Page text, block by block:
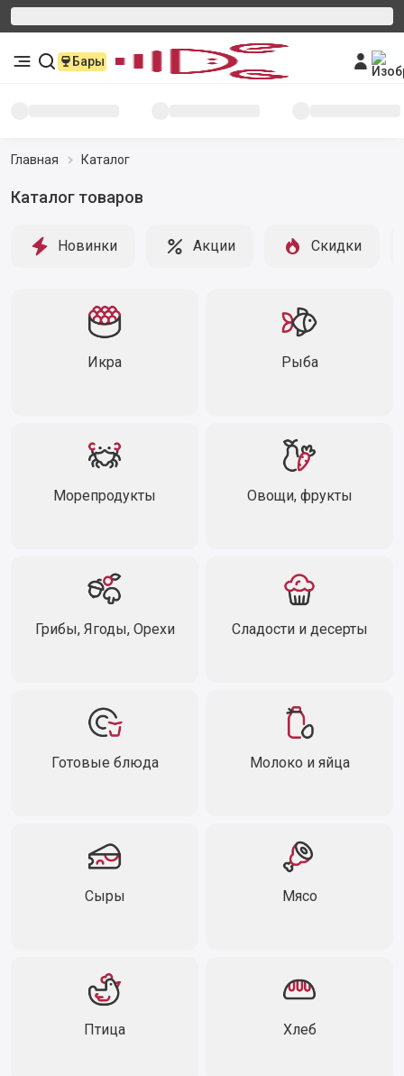
Бары
Главная Каталог
Каталог товаров
Новинки Акции Скидки
Икра Рыба
Морепродукты Овощи, фрукты
Грибы, Ягоды, Орехи Сладости и десерты
Готовые блюда Молоко и яйца
Сыры Мясо
Птица Хлеб